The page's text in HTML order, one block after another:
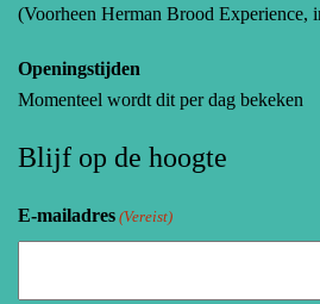
(Voorheen Herman Brood Experience,
Openingstijden
Momenteel wordt dit per dag bekeken
Blijf op de hoogte
E-mailadres (Vereist)